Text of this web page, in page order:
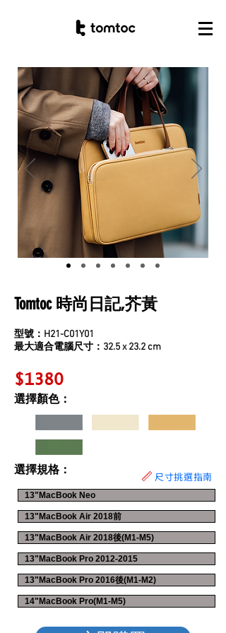
Tomtoc時尚日記,芥黃
型號：H21-C01Y01
最大適合電腦尺寸：32.5 x 23.2 cm
$1380
選擇顏色：
選擇規格： 尺寸挑選指南
13"MacBook Neo
13"MacBook Air 2018前
13"MacBook Air 2018後(M1-M5)
13"MacBook Pro 2012-2015
13"MacBook Pro 2016後(M1-M2)
14"MacBook Pro(M1-M5)